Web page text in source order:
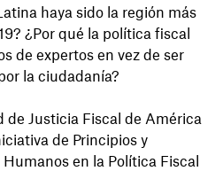
haya sido la región más
¿Por qué la política fiscal
de expertos en vez de ser
la ciudadanía?
de Justicia Fiscal de América
de Principios y
en la Política Fiscal